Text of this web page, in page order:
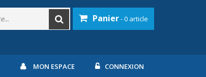
Panier- 0 article
MON ESPACE CONNEXION